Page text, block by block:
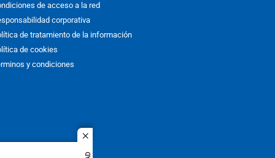
close
de acceso a la red
corporativa
de tratamiento de la información
de cookies
y condiciones